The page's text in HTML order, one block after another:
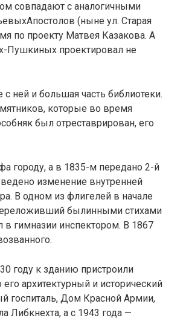
совпадают с аналогичными
(ныне ул. Старая
по проекту Матвея Казакова. А
Пушкиных проектировал не
ней и большая часть библиотеки.
которые во время
был отреставрирован, его
городу, а в 1835-м передано 2-й
изменение внутренней
В одном из флигелей в начале
былинными стихами
гимназии инспектором. В 1867
году к зданию пристроили
архитектурный и исторический
госпиталь, Дом Красной Армии,
Либкнехта, а с 1943 года —